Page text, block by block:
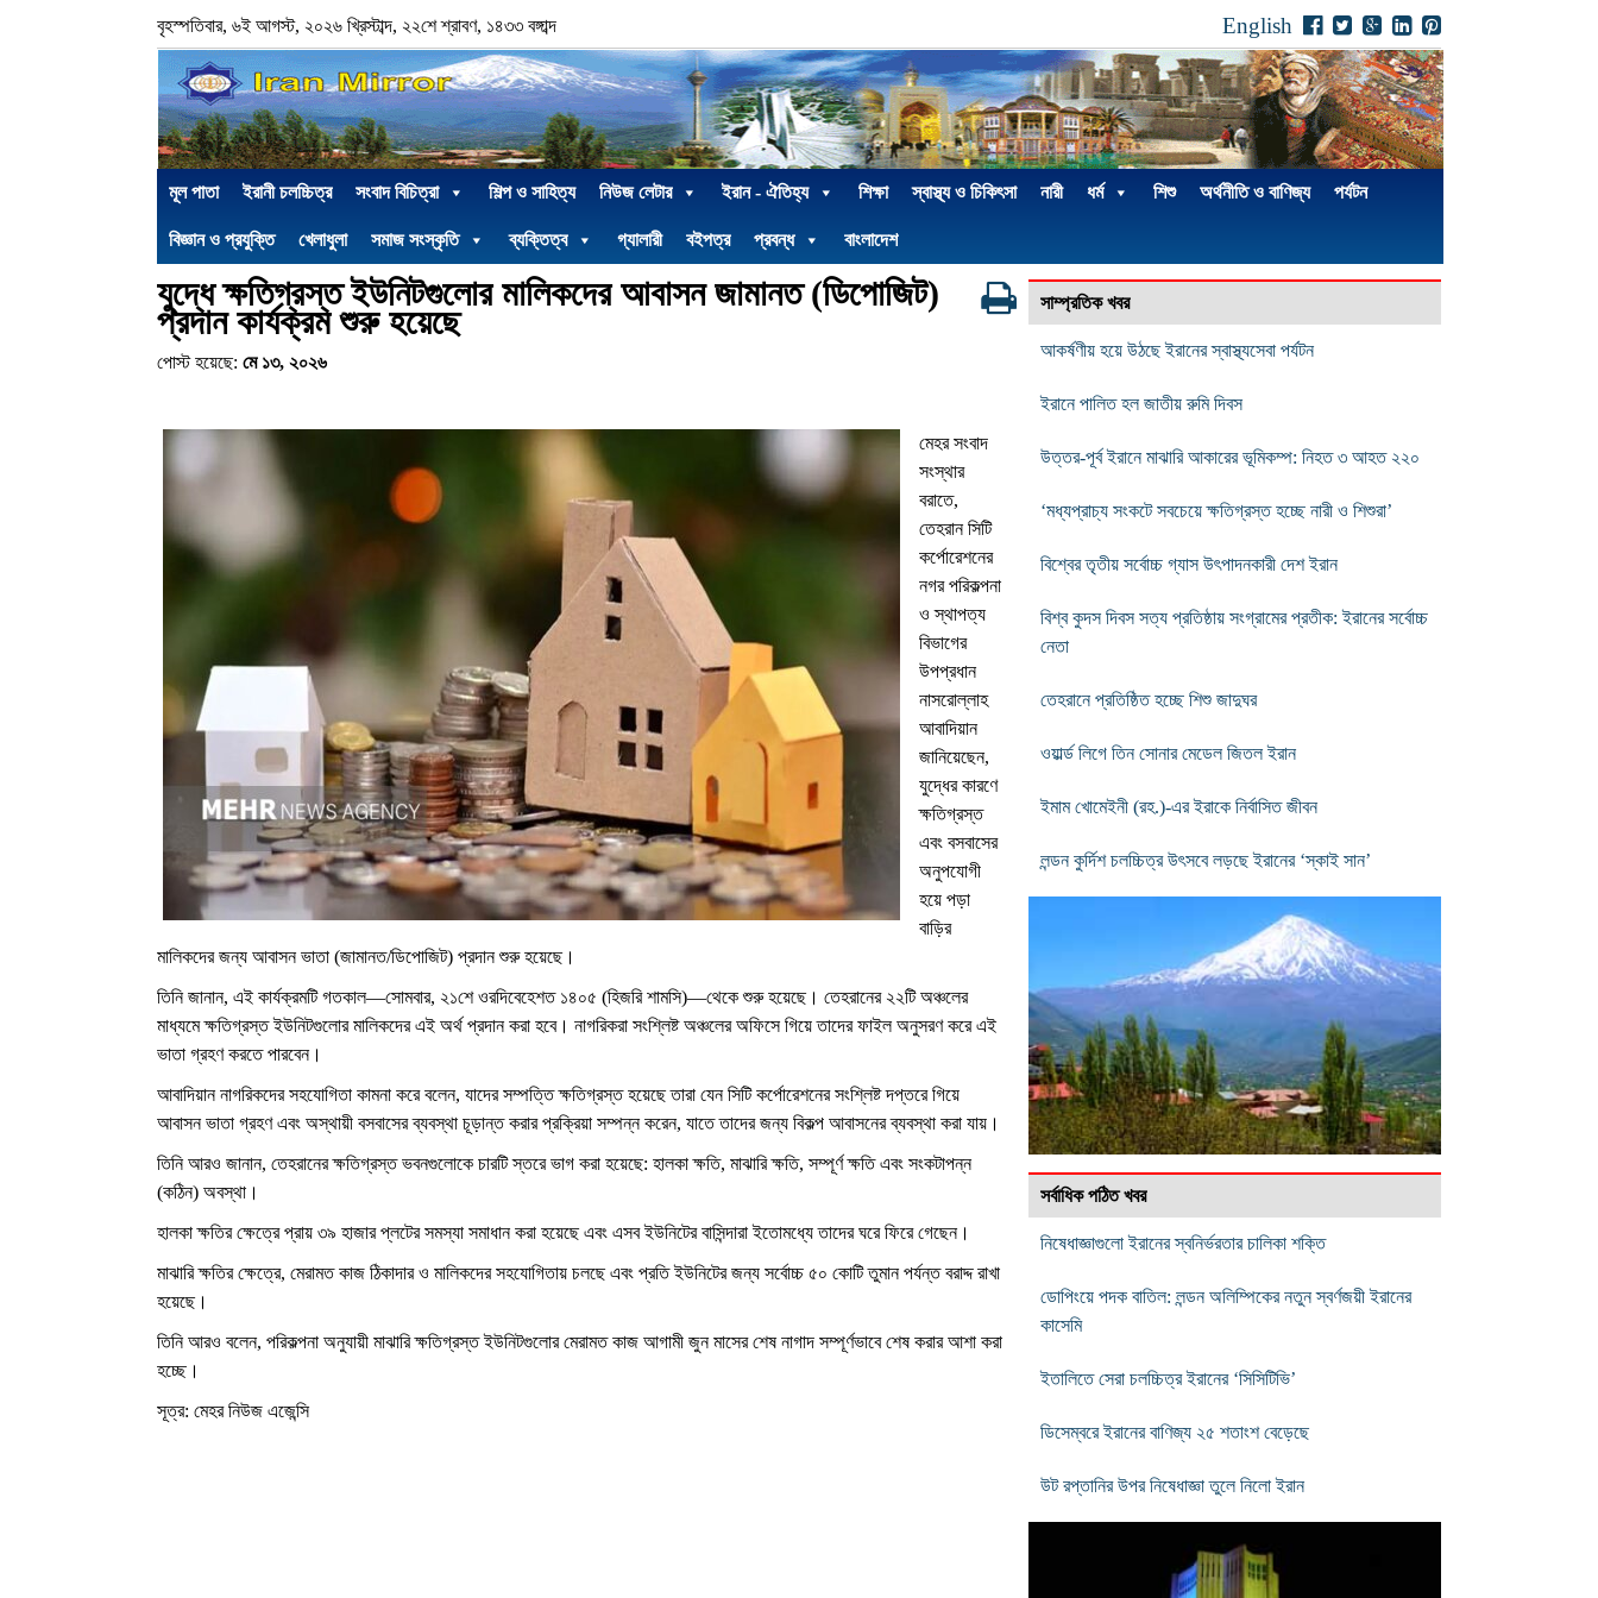
বৃহস্পতিবার, ৬ই আগস্ট, ২০২৬ খ্রিস্টাব্দ, ২২শে শ্রাবণ, ১৪৩৩ বঙ্গাব্দ English
মূল পাতা ইরানী চলচ্চিত্র সংবাদ বিচিত্রা শিল্প ও সাহিত্য নিউজ লেটার ইরান - ঐতিহ্য শিক্ষা স্বাস্থ্য ও চিকিৎসা নারী ধর্ম শিশু অর্থনীতি ও বাণিজ্য পর্যটন
বিজ্ঞান ও প্রযুক্তি খেলাধুলা সমাজ সংস্কৃতি ব্যক্তিত্ব গ্যালারী বইপত্র প্রবন্ধ বাংলাদেশ
যুদ্ধে ক্ষতিগ্রস্ত ইউনিটগুলোর মালিকদের আবাসন জামানত (ডিপোজিট)
প্রদান কার্যক্রম শুরু হয়েছে
পোস্ট হয়েছে: মে ১৩, ২০২৬
মেহর সংবাদ
সংস্থার
বরাতে,
তেহরান সিটি
কর্পোরেশনের
নগর পরিকল্পনা
ও স্থাপত্য
বিভাগের
উপপ্রধান
নাসরোল্লাহ
আবাদিয়ান
জানিয়েছেন,
যুদ্ধের কারণে
ক্ষতিগ্রস্ত
এবং বসবাসের
অনুপযোগী
হয়ে পড়া
বাড়ির
মালিকদের জন্য আবাসন ভাতা (জামানত/ডিপোজিট) প্রদান শুরু হয়েছে।
তিনি জানান, এই কার্যক্রমটি গতকাল—সোমবার, ২১শে ওরদিবেহেশত ১৪০৫ (হিজরি শামসি)—থেকে শুরু হয়েছে। তেহরানের ২২টি অঞ্চলের
মাধ্যমে ক্ষতিগ্রস্ত ইউনিটগুলোর মালিকদের এই অর্থ প্রদান করা হবে। নাগরিকরা সংশ্লিষ্ট অঞ্চলের অফিসে গিয়ে তাদের ফাইল অনুসরণ করে এই
ভাতা গ্রহণ করতে পারবেন।
আবাদিয়ান নাগরিকদের সহযোগিতা কামনা করে বলেন, যাদের সম্পত্তি ক্ষতিগ্রস্ত হয়েছে তারা যেন সিটি কর্পোরেশনের সংশ্লিষ্ট দপ্তরে গিয়ে
আবাসন ভাতা গ্রহণ এবং অস্থায়ী বসবাসের ব্যবস্থা চূড়ান্ত করার প্রক্রিয়া সম্পন্ন করেন, যাতে তাদের জন্য বিকল্প আবাসনের ব্যবস্থা করা যায়।
তিনি আরও জানান, তেহরানের ক্ষতিগ্রস্ত ভবনগুলোকে চারটি স্তরে ভাগ করা হয়েছে: হালকা ক্ষতি, মাঝারি ক্ষতি, সম্পূর্ণ ক্ষতি এবং সংকটাপন্ন
(কঠিন) অবস্থা।
হালকা ক্ষতির ক্ষেত্রে প্রায় ৩৯ হাজার প্লটের সমস্যা সমাধান করা হয়েছে এবং এসব ইউনিটের বাসিন্দারা ইতোমধ্যে তাদের ঘরে ফিরে গেছেন।
মাঝারি ক্ষতির ক্ষেত্রে, মেরামত কাজ ঠিকাদার ও মালিকদের সহযোগিতায় চলছে এবং প্রতি ইউনিটের জন্য সর্বোচ্চ ৫০ কোটি তুমান পর্যন্ত বরাদ্দ রাখা
হয়েছে।
তিনি আরও বলেন, পরিকল্পনা অনুযায়ী মাঝারি ক্ষতিগ্রস্ত ইউনিটগুলোর মেরামত কাজ আগামী জুন মাসের শেষ নাগাদ সম্পূর্ণভাবে শেষ করার আশা করা
হচ্ছে।
সূত্র: মেহর নিউজ এজেন্সি
সাম্প্রতিক খবর
আকর্ষণীয় হয়ে উঠছে ইরানের স্বাস্থ্যসেবা পর্যটন
ইরানে পালিত হল জাতীয় রুমি দিবস
উত্তর-পূর্ব ইরানে মাঝারি আকারের ভূমিকম্প: নিহত ৩ আহত ২২০
‘মধ্যপ্রাচ্য সংকটে সবচেয়ে ক্ষতিগ্রস্ত হচ্ছে নারী ও শিশুরা’
বিশ্বের তৃতীয় সর্বোচ্চ গ্যাস উৎপাদনকারী দেশ ইরান
বিশ্ব কুদস দিবস সত্য প্রতিষ্ঠায় সংগ্রামের প্রতীক: ইরানের সর্বোচ্চ
নেতা
তেহরানে প্রতিষ্ঠিত হচ্ছে শিশু জাদুঘর
ওয়ার্ল্ড লিগে তিন সোনার মেডেল জিতল ইরান
ইমাম খোমেইনী (রহ.)-এর ইরাকে নির্বাসিত জীবন
লন্ডন কুর্দিশ চলচ্চিত্র উৎসবে লড়ছে ইরানের ‘স্কাই সান’
সর্বাধিক পঠিত খবর
নিষেধাজ্ঞাগুলো ইরানের স্বনির্ভরতার চালিকা শক্তি
ডোপিংয়ে পদক বাতিল: লন্ডন অলিম্পিকের নতুন স্বর্ণজয়ী ইরানের
কাসেমি
ইতালিতে সেরা চলচ্চিত্র ইরানের ‘সিসিটিভি’
ডিসেম্বরে ইরানের বাণিজ্য ২৫ শতাংশ বেড়েছে
উট রপ্তানির উপর নিষেধাজ্ঞা তুলে নিলো ইরান